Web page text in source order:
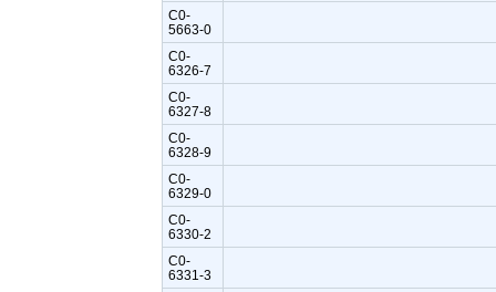
C0-
5663-0
C0-
6326-7
C0-
6327-8
C0-
6328-9
C0-
6329-0
C0-
6330-2
C0-
6331-3